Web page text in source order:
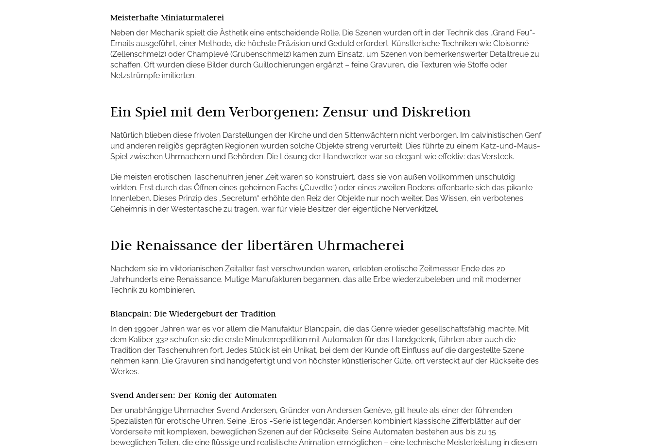
Meisterhafte Miniaturmalerei
Neben der Mechanik spielt die Ästhetik eine entscheidende Rolle. Die Szenen wurden oft in der Technik des „Grand Feu“-
Emails ausgeführt, einer Methode, die höchste Präzision und Geduld erfordert. Künstlerische Techniken wie Cloisonné
(Zellenschmelz) oder Champlevé (Grubenschmelz) kamen zum Einsatz, um Szenen von bemerkenswerter Detailtreue zu
schaffen. Oft wurden diese Bilder durch Guillochierungen ergänzt – feine Gravuren, die Texturen wie Stoffe oder
Netzstrümpfe imitierten.
Ein Spiel mit dem Verborgenen: Zensur und Diskretion
Natürlich blieben diese frivolen Darstellungen der Kirche und den Sittenwächtern nicht verborgen. Im calvinistischen Genf
und anderen religiös geprägten Regionen wurden solche Objekte streng verurteilt. Dies führte zu einem Katz-und-Maus-
Spiel zwischen Uhrmachern und Behörden. Die Lösung der Handwerker war so elegant wie effektiv: das Versteck.
Die meisten erotischen Taschenuhren jener Zeit waren so konstruiert, dass sie von außen vollkommen unschuldig
wirkten. Erst durch das Öffnen eines geheimen Fachs („Cuvette“) oder eines zweiten Bodens offenbarte sich das pikante
Innenleben. Dieses Prinzip des „Secretum“ erhöhte den Reiz der Objekte nur noch weiter. Das Wissen, ein verbotenes
Geheimnis in der Westentasche zu tragen, war für viele Besitzer der eigentliche Nervenkitzel.
Die Renaissance der libertären Uhrmacherei
Nachdem sie im viktorianischen Zeitalter fast verschwunden waren, erlebten erotische Zeitmesser Ende des 20.
Jahrhunderts eine Renaissance. Mutige Manufakturen begannen, das alte Erbe wiederzubeleben und mit moderner
Technik zu kombinieren.
Blancpain: Die Wiedergeburt der Tradition
In den 1990er Jahren war es vor allem die Manufaktur Blancpain, die das Genre wieder gesellschaftsfähig machte. Mit
dem Kaliber 332 schufen sie die erste Minutenrepetition mit Automaten für das Handgelenk, führten aber auch die
Tradition der Taschenuhren fort. Jedes Stück ist ein Unikat, bei dem der Kunde oft Einfluss auf die dargestellte Szene
nehmen kann. Die Gravuren sind handgefertigt und von höchster künstlerischer Güte, oft versteckt auf der Rückseite des
Werkes.
Svend Andersen: Der König der Automaten
Der unabhängige Uhrmacher Svend Andersen, Gründer von Andersen Genève, gilt heute als einer der führenden
Spezialisten für erotische Uhren. Seine „Eros“-Serie ist legendär. Andersen kombiniert klassische Zifferblätter auf der
Vorderseite mit komplexen, beweglichen Szenen auf der Rückseite. Seine Automaten bestehen aus bis zu 15
beweglichen Teilen, die eine flüssige und realistische Animation ermöglichen – eine technische Meisterleistung in diesem